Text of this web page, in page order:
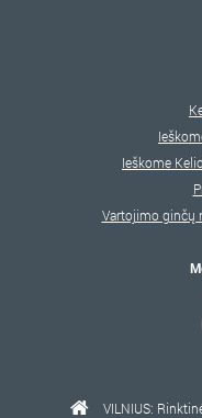
Ieškome
Vartojimo ginčų
VILNIUS: